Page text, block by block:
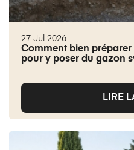
27 Jul 2026
Comment bien
pour y poser du gazon
LIRE